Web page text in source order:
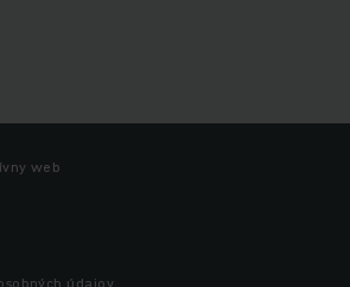
web